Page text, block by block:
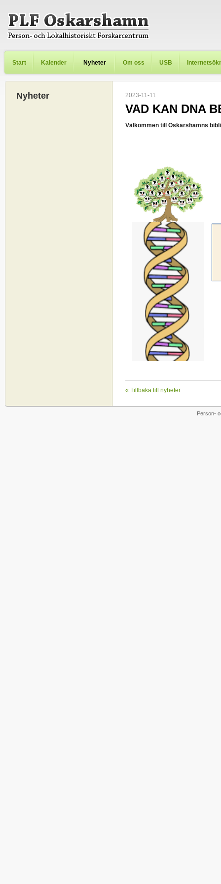
Start Kalender Nyheter Om oss USB
Nyheter 2023-11-11
VAD KAN DNA
Välkommen till Oskarshamns
« Tillbaka till nyheter
Person-